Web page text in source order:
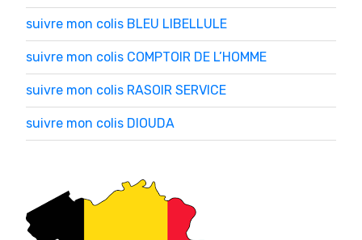
suivre mon colis BLEU LIBELLULE
suivre mon colis COMPTOIR DE L’HOMME
suivre mon colis RASOIR SERVICE
suivre mon colis DIOUDA